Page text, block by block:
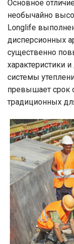
Основное
необычайно
Longlife
дисперсионных
существенно
характеристики
системы
превышает срок
традиционных